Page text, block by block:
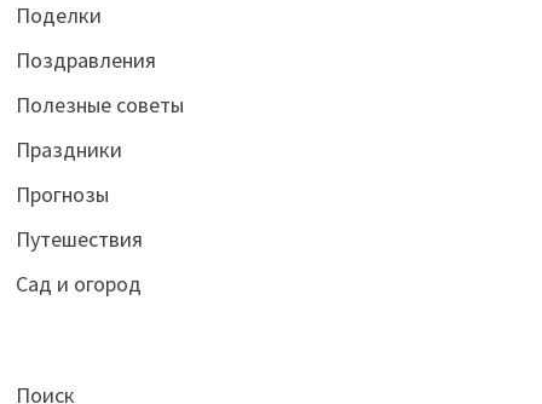
Поделки
Поздравления
Полезные советы
Праздники
Прогнозы
Путешествия
Сад и огород
Поиск